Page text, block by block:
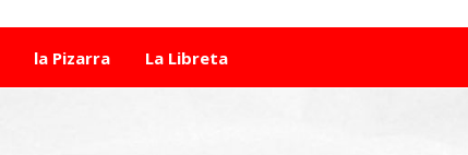
la Pizarra La Libreta